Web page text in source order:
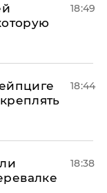
18:49
18:44
18:38